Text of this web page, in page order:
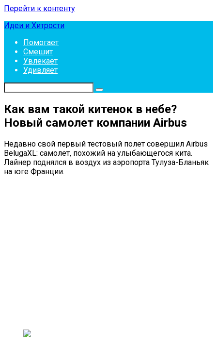
Перейти к контенту
Идеи и Хитрости
Помогает
Смешит
Увлекает
Удивляет
Как вам такой китенок в небе?
Новый самолет компании Airbus
Недавно свой первый тестовый полет совершил Airbus
BelugaXL: самолет, похожий на улыбающегося кита.
Лайнер поднялся в воздух из аэропорта Тулуза-Бланьяк
на юге Франции.